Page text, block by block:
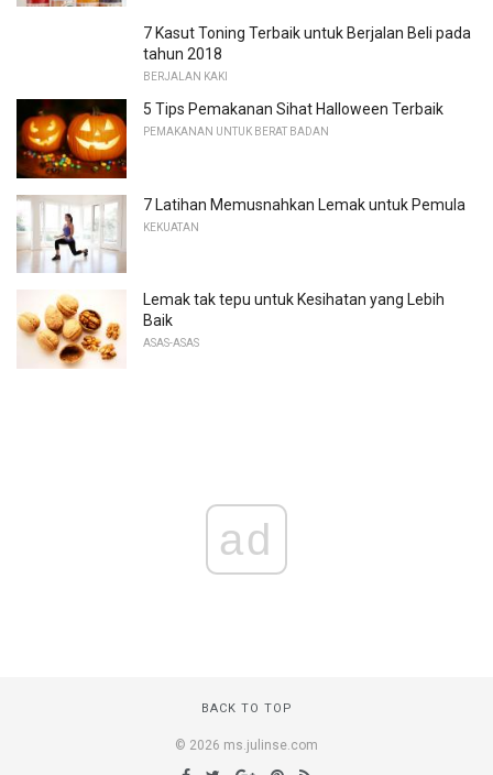
7 Kasut Toning Terbaik untuk Berjalan Beli pada
tahun 2018
BERJALAN KAKI
5 Tips Pemakanan Sihat Halloween Terbaik
PEMAKANAN UNTUK BERAT BADAN
7 Latihan Memusnahkan Lemak untuk Pemula
KEKUATAN
Lemak tak tepu untuk Kesihatan yang Lebih
Baik
ASAS-ASAS
ad
BACK TO TOP
© 2026 ms.julinse.com